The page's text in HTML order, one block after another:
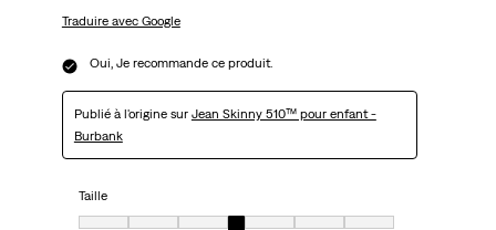
Traduire avec Google
Oui, Je recommande ce produit.
Publié à l'origine sur Jean Skinny 510™ pour enfant -
Burbank
Taille
Taille, 4 sur 7, où 1 est égal à Très petit et 7 est égal à Très grand